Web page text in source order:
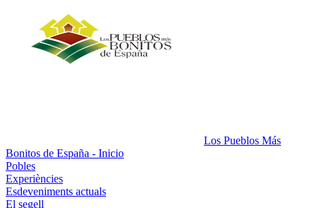
Los Pueblos Más
Bonitos de España - Inicio
Pobles
Experiències
Esdeveniments actuals
El segell